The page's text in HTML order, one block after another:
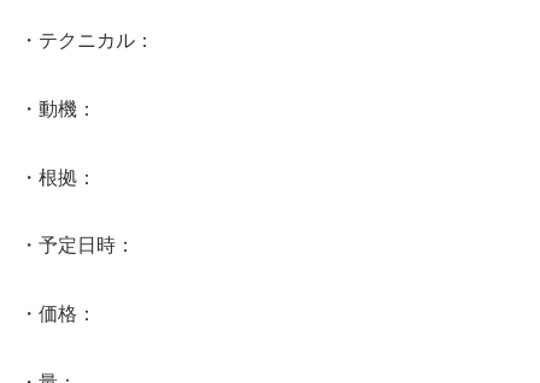
・テクニカル：
・動機：
・根拠：
・予定日時：
・価格：